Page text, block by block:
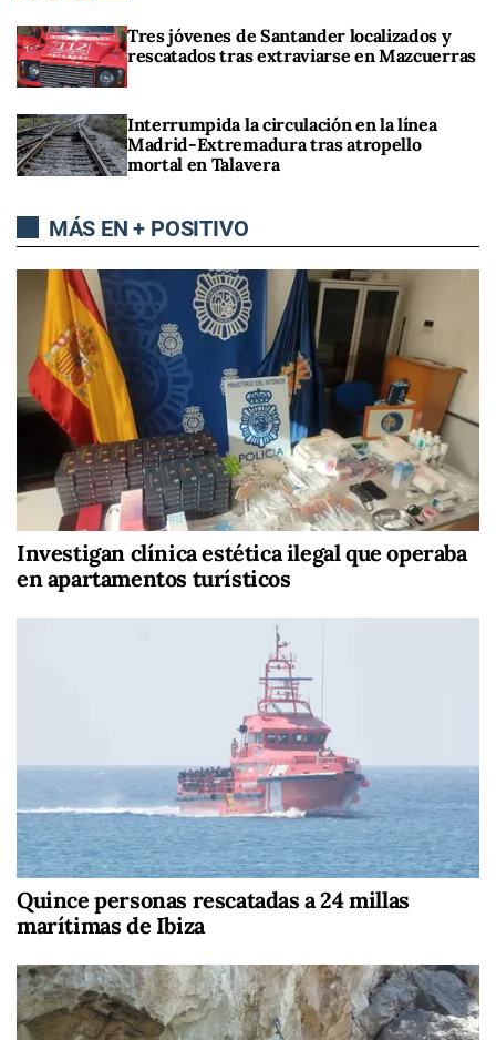
Tres jóvenes de Santander localizados y
rescatados tras extraviarse en Mazcuerras
Interrumpida la circulación en la línea
Madrid-Extremadura tras atropello
mortal en Talavera
MÁS EN + POSITIVO
Investigan clínica estética ilegal que operaba
en apartamentos turísticos
Quince personas rescatadas a 24 millas
marítimas de Ibiza